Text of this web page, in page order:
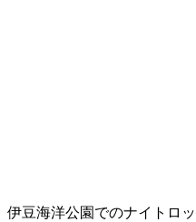
豆海洋公園でのナイトロッ